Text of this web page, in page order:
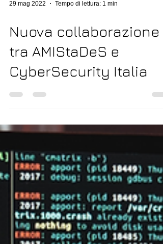
Nuova collaborazione
tra AMIStaDeS e
CyberSecurity Italia